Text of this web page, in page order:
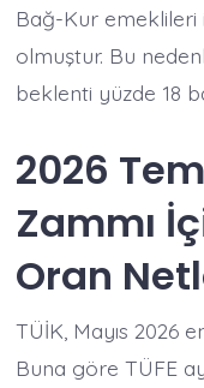
Bağ-Kur emeklileri
olmuştur. Bu
beklenti yüzde 18
2026
Zammı
Oran
TÜİK, Mayıs 2026
Buna göre TÜFE